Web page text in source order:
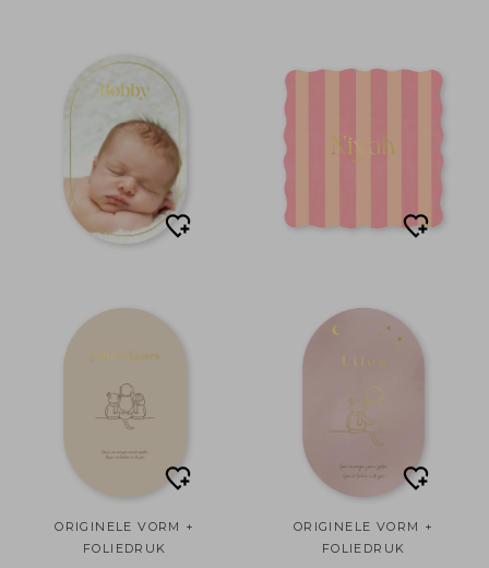
ORIGINELE VORM +
FOLIEDRUK
ORIGINELE VORM +
FOLIEDRUK